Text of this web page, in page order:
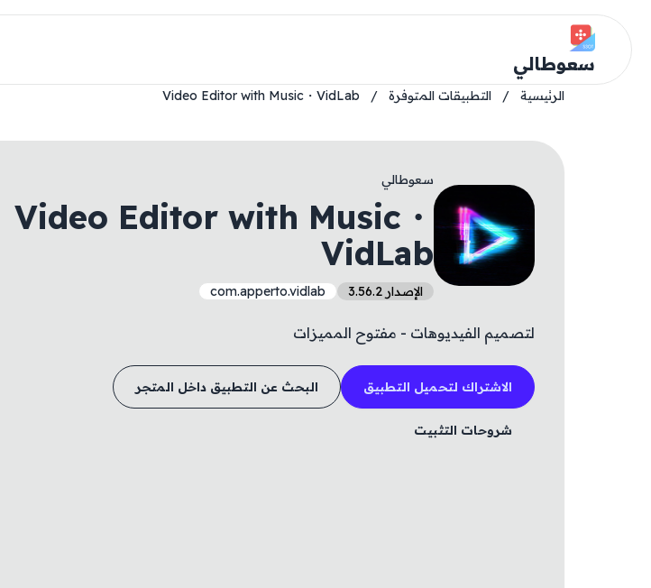
سعوطالي
الرئيسية / التطبيقات المتوفرة /
Video Editor with Music・VidLab
سعوطالي
Video Editor with Music・
VidLab
الإصدار 3.56.2 com.apperto.vidlab
لتصميم الفيديوهات - مفتوح المميزات
الاشتراك لتحميل التطبيق البحث عن التطبيق داخل المتجر
شروحات التثبيت